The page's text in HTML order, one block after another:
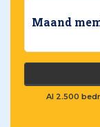
Maand
Al 2.500